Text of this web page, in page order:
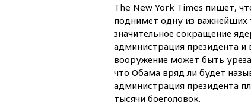
The New York Times пишет,
поднимет одну из
значительное сокращение
администрация президента
вооружение может быть
что Обама вряд ли будет
администрация президента
тысячи боеголовок.